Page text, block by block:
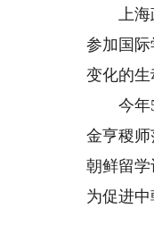
上海政
参加国
变化的生
今年5
金亨稷
朝鲜留
为促进